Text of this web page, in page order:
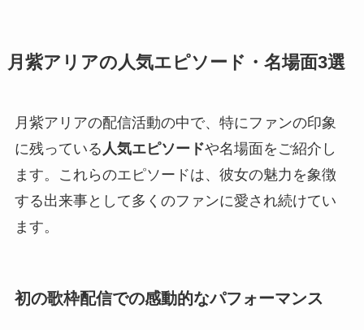
月紫アリアの人気エピソード・名場面3選
月紫アリアの配信活動の中で、特にファンの印象
に残っている 人気エピソードや名場面をご紹介し
ます。これらのエピソードは、彼女の魅力を象徴
する出来事として多くのファンに愛され続けてい
ます。
初の歌枠配信での感動的なパフォーマンス